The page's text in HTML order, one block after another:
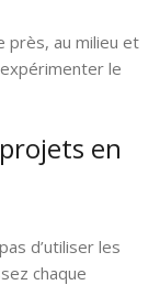
près, au milieu et
le
en
d’utiliser les
chaque